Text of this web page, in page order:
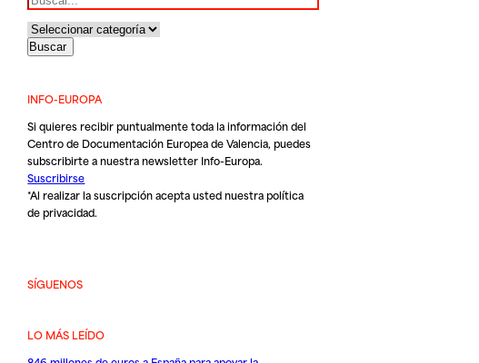
INFO-EUROPA
Si quieres recibir puntualmente toda la información del
Centro de Documentación Europea de Valencia, puedes
subscribirte a nuestra newsletter Info-Europa.
Suscribirse
*Al realizar la suscripción acepta usted nuestrapolítica
de privacidad.
SÍGUENOS
LO MÁS LEÍDO